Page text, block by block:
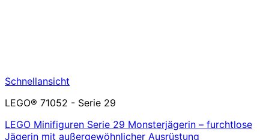
Schnellansicht
LEGO® 71052 - Serie 29
LEGO Minifiguren Serie 29 Monsterjägerin – furchtlose
Jägerin mit außergewöhnlicher Ausrüstung